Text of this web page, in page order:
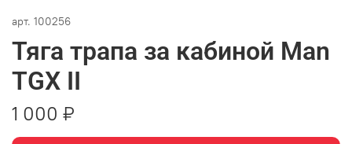
арт. 100256
Тяга трапа за кабиной Man
TGX II
1 000 ₽